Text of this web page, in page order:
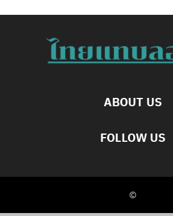
ABOUT US
FOLLOW US
©